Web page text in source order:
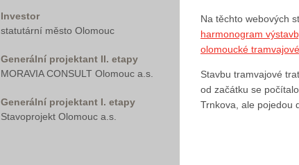
Na těchto webových
harmonogram
olomoucké
Stavbu tramvajové
od začátku se
Trnkova, ale pojedou
Investor
statutární město Olomouc
Generální projektant II. etapy
MORAVIA CONSULT Olomouc a.s.
Generální projektant I. etapy
Stavoprojekt Olomouc a.s.